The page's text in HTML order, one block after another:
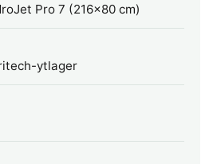
Pro 7 (216x80 cm)
ytlager